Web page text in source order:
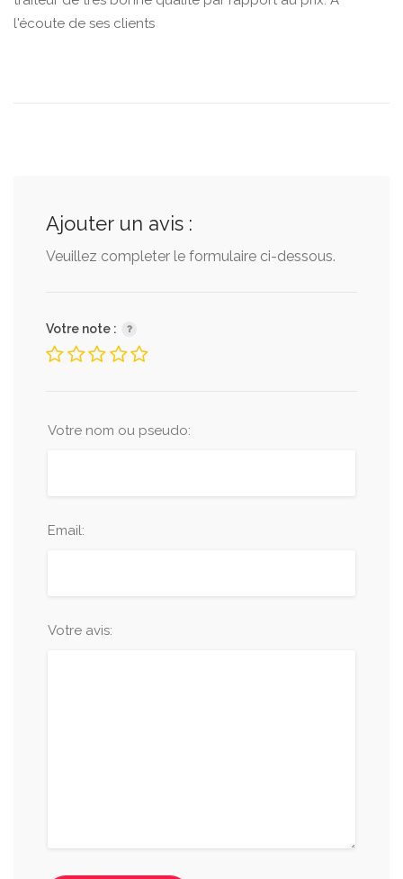
l'écoute de ses clients
Ajouter un avis :
Veuillez completer le formulaire ci-dessous.
Votre note :
Votre nom ou pseudo:
Email:
Votre avis: